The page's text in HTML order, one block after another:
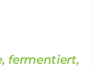
fermentiert,